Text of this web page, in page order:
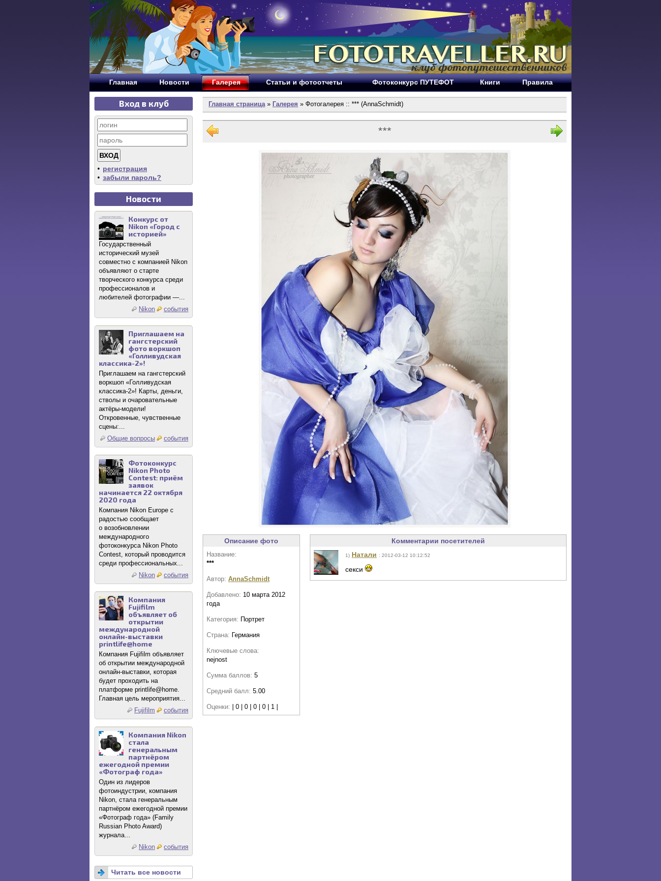
Главная Новости Галерея Статьи и фотоотчеты Фотоконкурс ПУТЕФОТ Книги Правила
Вход в клуб
• регистрация
• забыли пароль?
Новости
Конкурс от
Nikon «Город с
историей»
Государственный
исторический музей
совместно с компанией Nikon
объявляют о старте
творческого конкурса среди
профессионалов и
любителей фотографии —...
Nikon
события
Приглашаем на
гангстерский
фото воркшоп
«Голливудская
классика-2»!
Приглашаем на гангстерский
воркшоп «Голливудская
классика-2»! Карты, деньги,
стволы и очаровательные
актёры-модели!
Откровенные, чувственные
сцены:...
Общие вопросы
события
Фотоконкурс
Nikon Photo
Contest: приём
заявок
начинается 22 октября
2020 года
Компания Nikon Europe с
радостью сообщает
о возобновлении
международного
фотоконкурса Nikon Photo
Contest, который проводится
среди профессиональных...
Nikon
события
Компания
Fujifilm
объявляет об
открытии
международной
онлайн-выставки
printlife@home
Компания Fujifilm объявляет
об открытии международной
онлайн-выставки, которая
будет проходить на
платформе printlife@home.
Главная цель мероприятия...
Fujifilm
события
Компания Nikon
стала
генеральным
партнёром
ежегодной премии
«Фотограф года»
Один из лидеров
фотоиндустрии, компания
Nikon, стала генеральным
партнёром ежегодной премии
«Фотограф года» (Family
Russian Photo Award)
журнала...
Nikon
события
Читать все новости
Главная страница» Галерея » Фотогалерея :: *** (AnnaSchmidt)
***
Описание фото
Название:
***
Автор: AnnaSchmidt
Добавлено: 10 марта 2012
года
Категория: Портрет
Страна: Германия
Ключевые слова:
nejnost
Сумма баллов: 5
Средний балл: 5.00
Оценки: | 0 | 0 | 0 | 0 | 1 |
Комментарии посетителей
1) Натали : 2012-03-12 10:12:52
секси